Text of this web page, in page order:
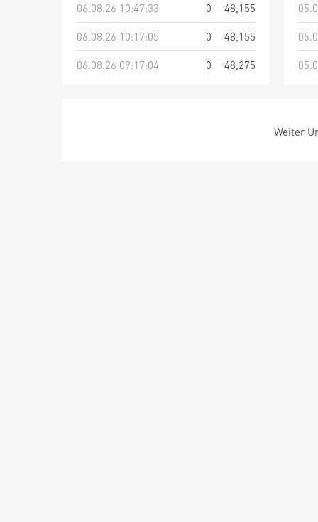
06.08.26 10:47:33
0
48,155
06.08.26 10:17:05
0
48,155
06.08.26 09:17:04
0 48,275
Weiter